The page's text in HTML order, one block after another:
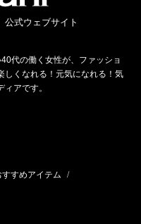
公式ウェブサイト
代の働く女性が、ファッショ
くなれる！元気になれる！気
アです。
すすめアイテム /